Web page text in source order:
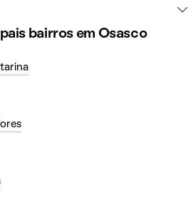
bairros em Osasco